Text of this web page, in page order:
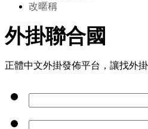
改暱稱
外掛聯合國
正體中文外掛發佈平台，讓找外掛